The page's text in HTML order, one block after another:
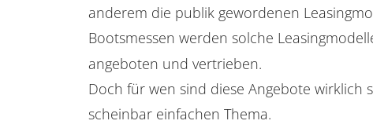
anderem die publik gewordenen
Bootsmessen werden solche
angeboten und vertrieben.
Doch für wen sind diese Angebote wirklich
scheinbar einfachen Thema.